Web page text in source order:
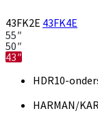
43FK2E 43FK4E
55″
50″
43″
HDR10-
HARMAN/